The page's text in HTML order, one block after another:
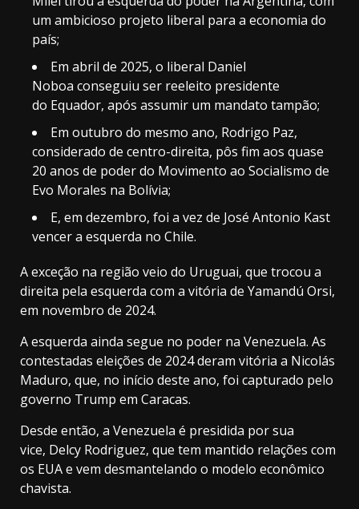
um ambicioso projeto liberal para a economia do
país;
Em abril de 2025, o liberal Daniel
Noboa conseguiu ser reeleito presidente
do Equador, após assumir um mandato tampão;
Em outubro do mesmo ano, Rodrigo Paz,
considerado de centro-direita, pôs fim aos quase
20 anos de poder do Movimento ao Socialismo de
Evo Morales na Bolívia;
E, em dezembro, foi a vez de José Antonio Kast
vencer a esquerda no Chile.
A exceção na região veio do Uruguai, que trocou a
direita pela esquerda com a vitória de Yamandú Orsi,
em novembro de 2024.
A esquerda ainda segue no poder na Venezuela. As
contestadas eleições de 2024 deram vitória a Nicolás
Maduro, que, no início deste ano, foi capturado pelo
governo Trump em Caracas.
Desde então, a Venezuela é presidida por sua
vice, Delcy Rodriguez, que tem mantido relações com
os EUA e vem desmantelando o modelo econômico
chavista.